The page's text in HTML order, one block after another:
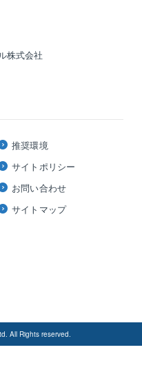
株式会社
推奨環境
サイトポリシー
お問い合わせ
サイトマップ
All Rights reserved.